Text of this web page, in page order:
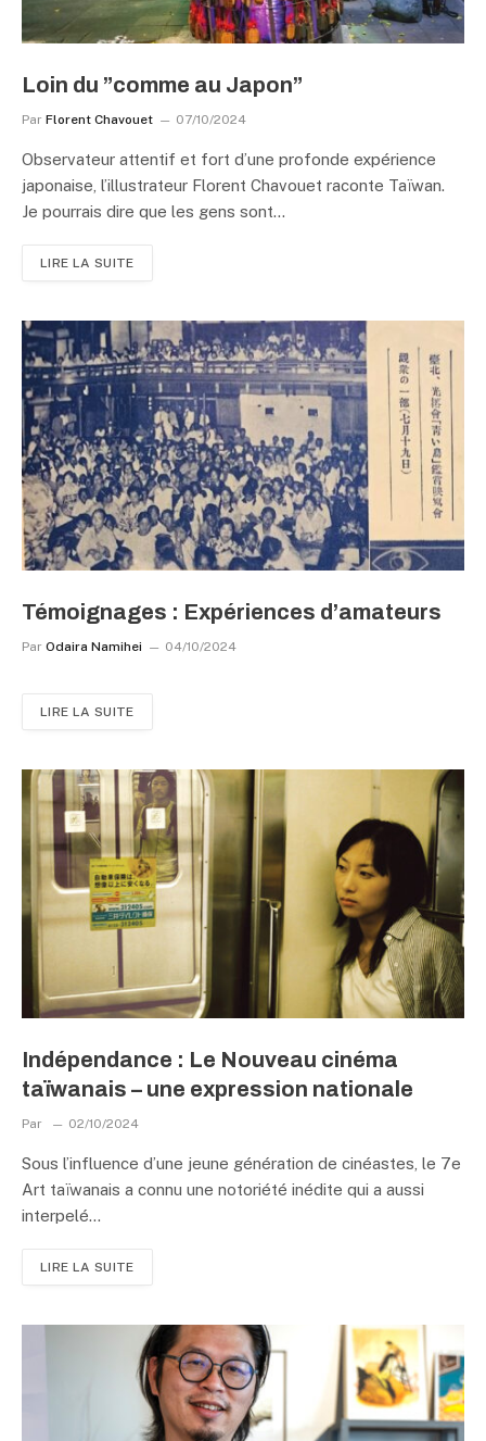
Loin du ”comme au Japon”
Par Florent Chavouet 07/10/2024
Observateur attentif et fort d’une profonde expérience
japonaise, l’illustrateur Florent Chavouet raconte Taïwan.
Je pourrais dire que les gens sont…
LIRE LA SUITE
Témoignages : Expériences d’amateurs
Par Odaira Namihei 04/10/2024
LIRE LA SUITE
Indépendance : Le Nouveau cinéma
taïwanais – une expression nationale
Par 02/10/2024
Sous l’influence d’une jeune génération de cinéastes, le 7e
Art taïwanais a connu une notoriété inédite qui a aussi
interpelé…
LIRE LA SUITE